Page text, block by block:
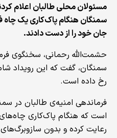
مسئولان محلی طالبان اعلام
سمنگان هنگام پاک‌کاری یک چاه
جان خود را از دست دادند.
حشمت‌الله رحمانی، سخنگوی
رخ داده است.
فرماندهی امنیه‌ی طالبان در
است که هنگام پاک‌کاری
رعایت کرده و بدون